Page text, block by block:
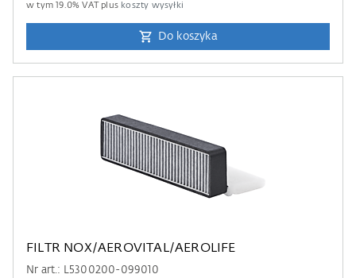
w tym19.0% VAT plus koszty wysyłki
Do koszyka
FILTR NOX/AEROVITAL/AEROLIFE
Nr art.: L5300200-099010